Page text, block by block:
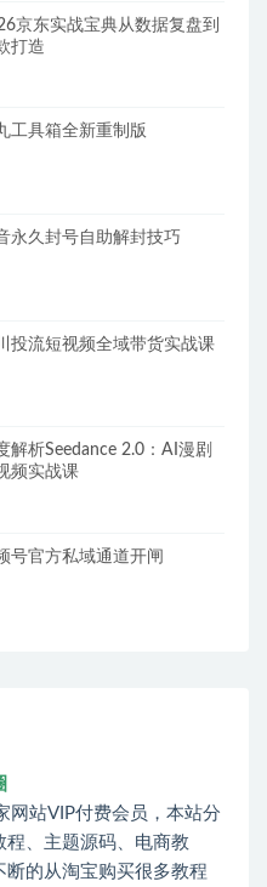
京东实战宝典从数据复盘到
打造
工具箱全新重制版
永久封号自助解封技巧
投流短视频全域带货实战课
解析Seedance 2.0：AI漫剧
频实战课
号官方私域通道开闸
网站VIP付费会员，本站分
程、主题源码、电商教
断的从淘宝购买很多教程